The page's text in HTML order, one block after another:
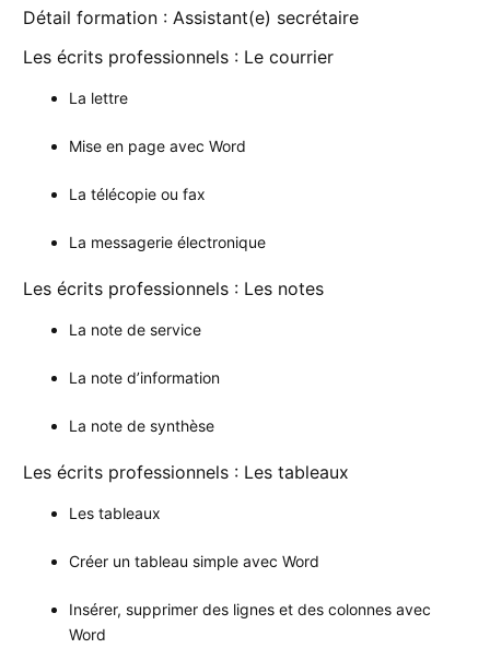
Détail formation : Assistant(e) secrétaire
Les écrits professionnels : Le courrier
La lettre
Mise en page avec Word
La télécopie ou fax
La messagerie électronique
Les écrits professionnels : Les notes
La note de service
La note d’information
La note de synthèse
Les écrits professionnels : Les tableaux
Les tableaux
Créer un tableau simple avec Word
Insérer, supprimer des lignes et des colonnes avec
Word